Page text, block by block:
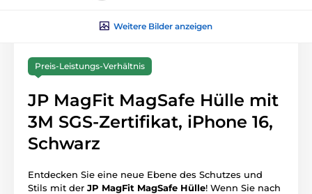
Weitere Bilder anzeigen
Preis-Leistungs-Verhältnis
JP MagFit MagSafe Hülle mit
3M SGS-Zertifikat, iPhone 16,
Schwarz
Entdecken Sie eine neue Ebene des Schutzes und
Stils mit der JP MagFit MagSafe Hülle! Wenn Sie nach